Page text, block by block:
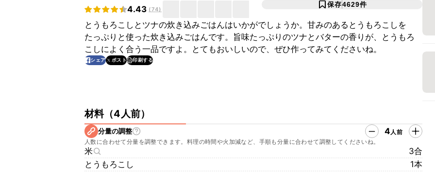
4.43 (74)
保存4629件
とうもろこしとツナの炊き込みごはんはいかがでしょうか。甘みのあるとうもろこしを
たっぷりと使った炊き込みごはんです。旨味たっぷりのツナとバターの香りが、とうもろ
こしによく合う一品ですよ。とてもおいしいので、ぜひ作ってみてくださいね。
シェア ポスト 印刷する
材料（4人前）
分量の調整 4人前
人数に合わせて分量を調整できます。料理の時間や火加減など、手順も分量に合わせて調整してくださいね。
米
3合
とうもろこし
1本